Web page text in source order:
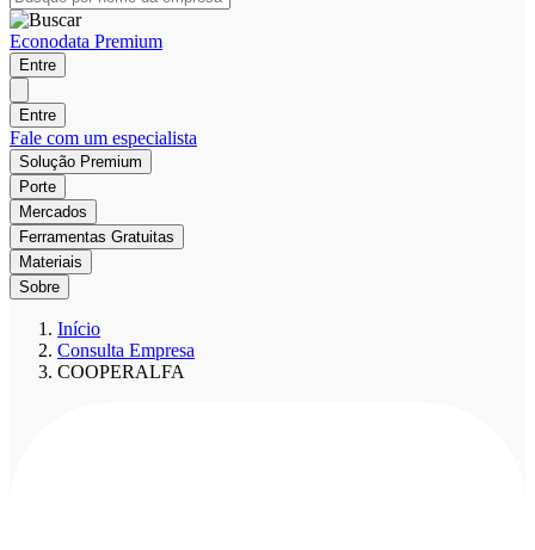
Econodata Premium
Entre
Entre
Fale com um especialista
Solução Premium
Porte
Mercados
Ferramentas Gratuitas
Materiais
Sobre
Início
Consulta Empresa
COOPERALFA